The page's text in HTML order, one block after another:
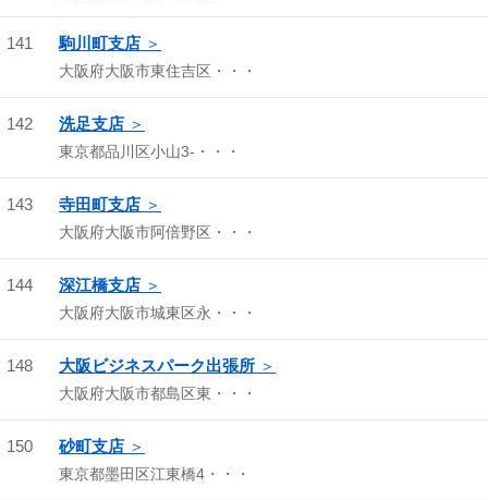
141 駒川町支店
大阪府大阪市東住吉区・・・
142 洗足支店
東京都品川区小山3-・・・
143 寺田町支店
大阪府大阪市阿倍野区・・・
144 深江橋支店
大阪府大阪市城東区永・・・
148 大阪ビジネスパーク出張所
大阪府大阪市都島区東・・・
150 砂町支店
東京都墨田区江東橋4・・・